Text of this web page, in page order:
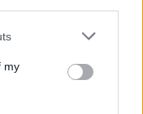
or more Google
You may click to
third-party tags to
in below Google
my
éves